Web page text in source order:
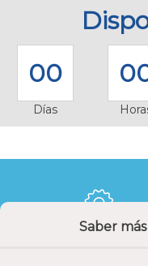
Saber
Novelec
00
Días